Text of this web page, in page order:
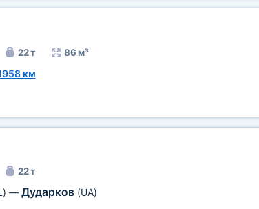
22 т 86 м³
км
22 т
— Дударков (UA)